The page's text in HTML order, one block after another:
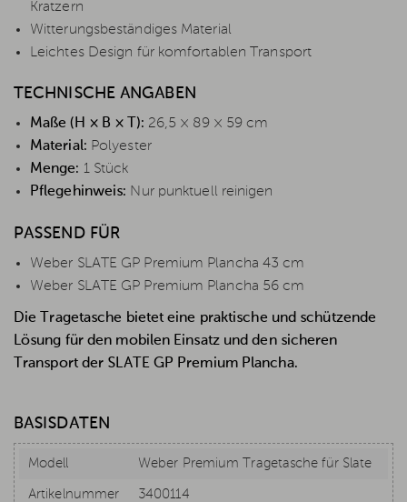
Kratzern
Witterungsbeständiges Material
Leichtes Design für komfortablen Transport
TECHNISCHE ANGABEN
Maße (H × B × T): 26,5 × 89 × 59 cm
Material: Polyester
Menge: 1 Stück
Pflegehinweis: Nur punktuell reinigen
PASSEND FÜR
Weber SLATE GP Premium Plancha 43 cm
Weber SLATE GP Premium Plancha 56 cm
Die Tragetasche bietet eine praktische und schützende
Lösung für den mobilen Einsatz und den sicheren
Transport der SLATE GP Premium Plancha.
BASISDATEN
Modell Weber Premium Tragetasche für Slate
Artikelnummer 3400114